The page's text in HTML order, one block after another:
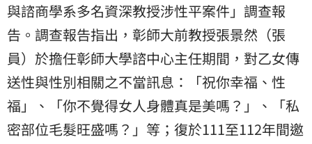
與諮商學系多名資深教授涉性平案件」調查報
告。調查報告指出，彰師大前教授張景然（張
員）於擔任彰師大學諮中心主任期間，對乙女傳
送性與性別相關之不當訊息：「祝你幸福、性
福」、「你不覺得女人身體真是美嗎？」、「私
密部位毛髮旺盛嗎？」等；復於111至112年間邀